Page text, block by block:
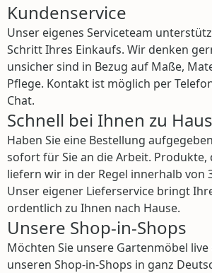
Kundenservice
Unser eigenes Serviceteam
Schritt Ihres Einkaufs. Wir denken
unsicher sind in Bezug auf Maße,
Pflege. Kontakt ist möglich per
Chat.
Schnell bei Ihnen zu
Haben Sie eine Bestellung
sofort für Sie an die Arbeit. Produkte,
liefern wir in der Regel innerhalb von
Unser eigener Lieferservice bringt
ordentlich zu Ihnen nach Hause.
Unsere Shop-in-Shops
Möchten Sie unsere Gartenmöbel live
unseren Shop-in-Shops in ganz